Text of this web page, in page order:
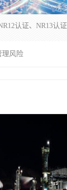
理风险